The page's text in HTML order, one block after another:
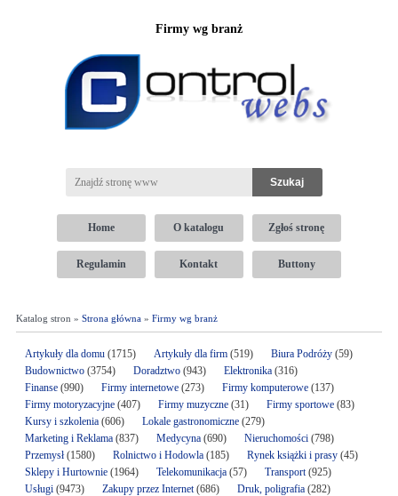
Firmy wg branż
Home O katalogu Zgłoś stronę
Regulamin Kontakt Buttony
Katalog stron » Strona główna» Firmy wg branż
Artykuły dla domu(1715) Artykuły dla firm(519) Biura Podróży(59)
Budownictwo(3754) Doradztwo(943) Elektronika (316)
Finanse(990) Firmy internetowe (273) Firmy komputerowe(137)
Firmy motoryzacyjne(407) Firmy muzyczne(31) Firmy sportowe(83)
Kursy i szkolenia(606) Lokale gastronomiczne(279)
Marketing i Reklama(837) Medycyna(690) Nieruchomości(798)
Przemysł(1580) Rolnictwo i Hodowla(185) Rynek książki i prasy(45)
Sklepy i Hurtownie(1964) Telekomunikacja(57) Transport(925)
Usługi(9473) Zakupy przez Internet(686) Druk, poligrafia(282)